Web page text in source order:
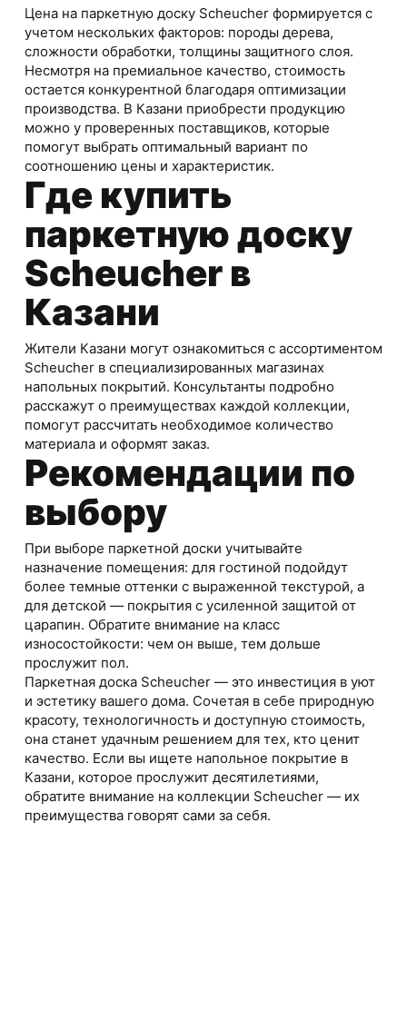
Цена на паркетную доску Scheucher формируется с
учетом нескольких факторов: породы дерева,
сложности обработки, толщины защитного слоя.
Несмотря на премиальное качество, стоимость
остается конкурентной благодаря оптимизации
производства. В Казани приобрести продукцию
можно у проверенных поставщиков, которые
помогут выбрать оптимальный вариант по
соотношению цены и характеристик.
Где купить
паркетную доску
Scheucher в
Казани
Жители Казани могут ознакомиться с ассортиментом
Scheucher в специализированных магазинах
напольных покрытий. Консультанты подробно
расскажут о преимуществах каждой коллекции,
помогут рассчитать необходимое количество
материала и оформят заказ.
Рекомендации по
выбору
При выборе паркетной доски учитывайте
назначение помещения: для гостиной подойдут
более темные оттенки с выраженной текстурой, а
для детской — покрытия с усиленной защитой от
царапин. Обратите внимание на класс
износостойкости: чем он выше, тем дольше
прослужит пол.
Паркетная доска Scheucher — это инвестиция в уют
и эстетику вашего дома. Сочетая в себе природную
красоту, технологичность и доступную стоимость,
она станет удачным решением для тех, кто ценит
качество. Если вы ищете напольное покрытие в
Казани, которое прослужит десятилетиями,
обратите внимание на коллекции Scheucher — их
преимущества говорят сами за себя.